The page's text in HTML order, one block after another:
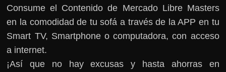
Consume el Contenido de Mercado Libre Masters
en la comodidad de tu sofá a través de la APP en tu
Smart TV, Smartphone o computadora, con acceso
a internet.
¡Así que no hay excusas y hasta ahorras en